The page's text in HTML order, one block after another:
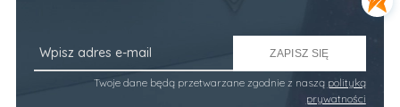
ZAPISZ SIĘ
Twoje dane będą przetwarzane zgodnie z naszą polityką
prywatności